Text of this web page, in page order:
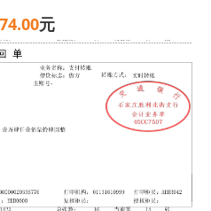
老人讲人生之乐事
元